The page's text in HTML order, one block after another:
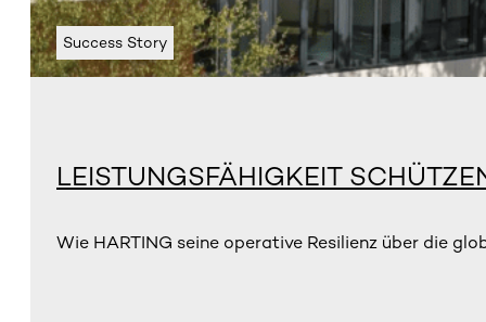
Success Story
LEISTUNGSFÄHIGKEIT
Wie HARTING seine operative Resilienz über die